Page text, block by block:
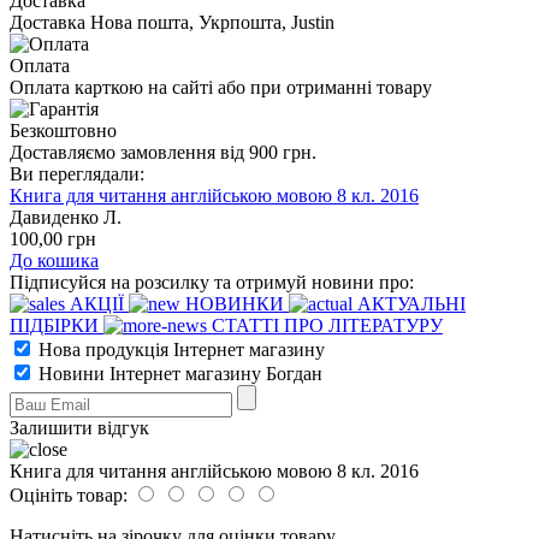
Доставка Нова пошта, Укрпошта, Justin
Оплата
Оплата карткою на сайті або при отриманні товару
Безкоштовно
Доставляємо замовлення від 900 грн.
Ви переглядали:
Книга для читання англійською мовою 8 кл. 2016
Давиденко Л.
100,00 грн
До кошика
Підписуйся на розсилку та отримуй новини про:
АКЦІЇ
НОВИНКИ
АКТУАЛЬНІ
ПІДБІРКИ
СТАТТІ ПРО ЛІТЕРАТУРУ
Нова продукція Інтернет магазину
Новини Інтернет магазину Богдан
Залишити відгук
Книга для читання англійською мовою 8 кл. 2016
Оцініть товар: